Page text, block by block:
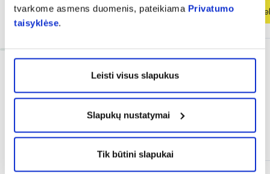
tvarkome asmens duomenis, pateikiama Privatumo
taisyklėse.
Leisti visus slapukus
Slapukų nustatymai
Tik būtini slapukai
Į krepšelį Į
Dažnai perkama kartu